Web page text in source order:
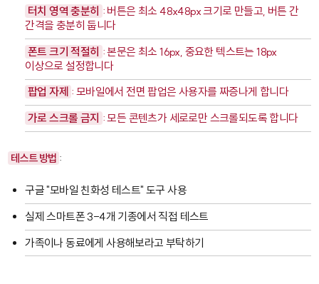
터치 영역 충분히 : 버튼은 최소 48x48px 크기로 만들고, 버튼 간
간격을 충분히 둡니다
폰트 크기 적절히 : 본문은 최소 16px, 중요한 텍스트는 18px
이상으로 설정합니다
팝업 자제 : 모바일에서 전면 팝업은 사용자를 짜증나게 합니다
가로 스크롤 금지 : 모든 콘텐츠가 세로로만 스크롤되도록 합니다
테스트 방법 :
구글 "모바일 친화성 테스트" 도구 사용
실제 스마트폰 3-4개 기종에서 직접 테스트
가족이나 동료에게 사용해보라고 부탁하기